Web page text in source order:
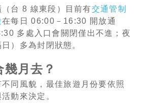
台 8 線東段）目前有交通管制
在每日 06:00－16:30 開放通
多處入口會關閉僅出不進；夜
）多為封閉狀態。
月去？
同風貌，最佳旅遊月份要依照
動來決定。